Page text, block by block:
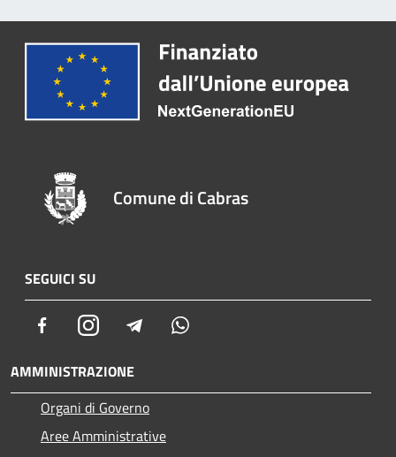
Comune di Cabras
SEGUICI SU
FacebookInstagram Telegram
AMMINISTRAZIONE
Organi di Governo
Aree Amministrative